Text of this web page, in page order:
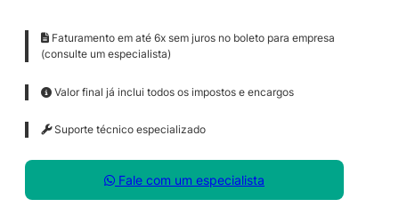
Faturamento em até 6x sem juros no boleto para empresa
(consulte um especialista)
Valor final já inclui todos os impostos e encargos
Suporte técnico especializado
Fale com um especialista